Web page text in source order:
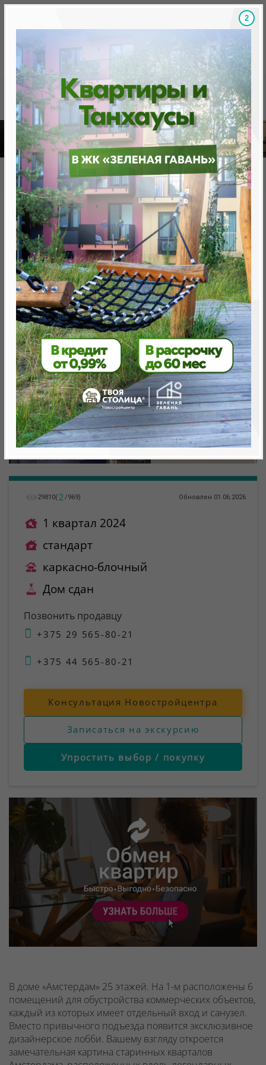
Скидки на новостройки, бонусы Готовые
Главная База новостроек Минска «Минск Мир»
12.4 "Амстердам", квартал Западная Европа
12.4 "Амстердам", квартал
Западная Европа
нет в продаже
Минск, Октябрьский, ул. Леонида Щемелева
метро «Ковальская Слобода», 566 м
29810( 2 /969) Обновлен 01.06.2026
1 квартал 2024
стандарт
каркасно-блочный
Дом сдан
Позвонить продавцу
+375 29 565-80-21
+375 44 565-80-21
Консультация Новостройцентра
Записаться на экскурсию
Упростить выбор / покупку
В доме «Амстердам» 25 этажей. На 1-м расположены 6
помещений для обустройства коммерческих объектов,
каждый из которых имеет отдельный вход и санузел.
Вместо привычного подъезда появится эксклюзивное
дизайнерское лобби. Вашему взгляду откроется
замечательная картина старинных кварталов
1